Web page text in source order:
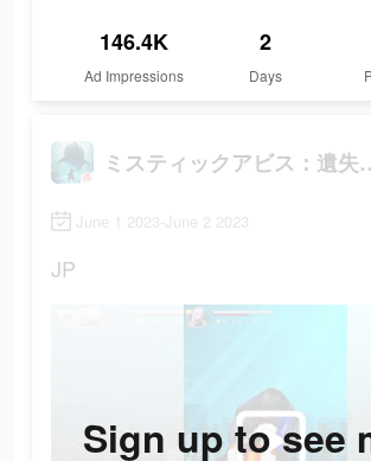
146.4K
Ad Impressions
2
Days
ミスティ
June 1 2023-June 2 2023
JP
Sign up to see